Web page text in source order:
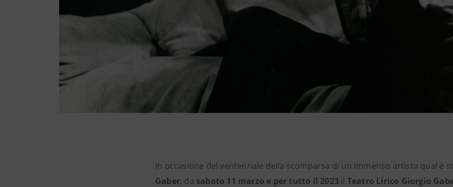
In occasione del ventennale della scomparsa di un immenso artista qual è
Gaber, da sabato 11 marzo e per tutto il 2023 il Teatro Lirico Giorgio